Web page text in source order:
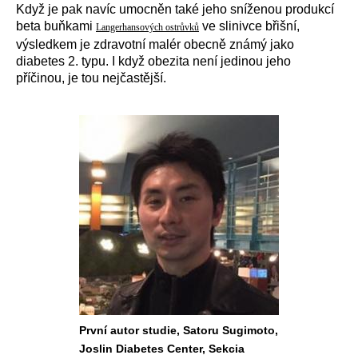
Když je pak navíc umocněn také jeho sníženou produkcí
beta buňkami Langerhansových ostrůvků ve slinivce břišní,
výsledkem je zdravotní malér obecně známý jako
diabetes 2. typu. I když obezita není jedinou jeho
příčinou, je tou nejčastější.
První autor studie, Satoru Sugimoto,
Joslin Diabetes Center, Sekcia